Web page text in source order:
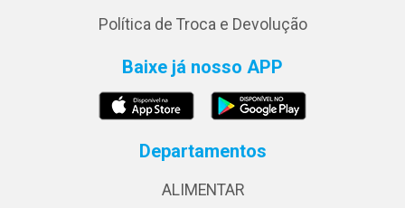
Política de Troca e Devolução
Baixe já nosso APP
Departamentos
ALIMENTAR